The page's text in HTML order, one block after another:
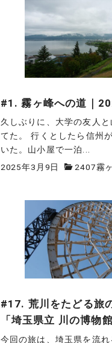
#1. 霧ヶ峰への道｜
久しぶりに、大学の友人
てた。 行くとしたら信州
いた。山小屋で一泊...
2025年3月9日 2407霧
#17. 荒川をたどる旅
「埼玉県立 川の博物
今回の旅は、埼玉県を流